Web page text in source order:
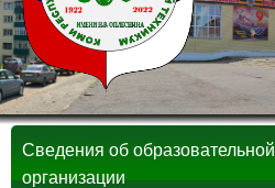
Сведения об образовательной
организации